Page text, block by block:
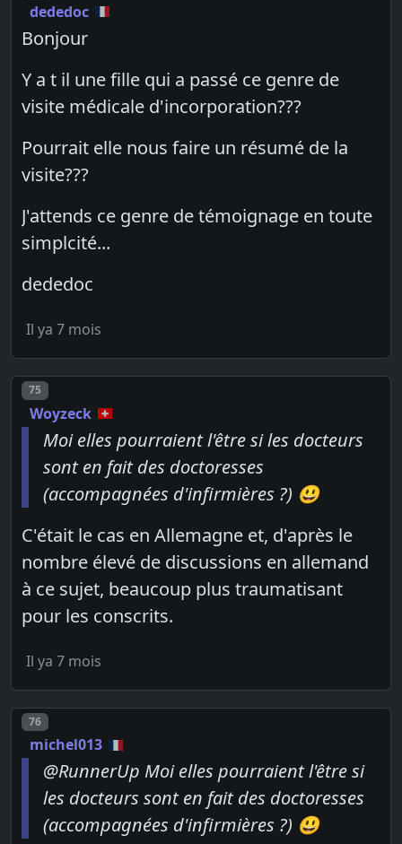
dededoc
Bonjour
Y a t il une fille qui a passé ce genre de
visite médicale d'incorporation???
Pourrait elle nous faire un résumé de la
visite???
J'attends ce genre de témoignage en toute
simplcité...
dededoc
Il ya 7 mois
Post number
75
Woyzeck
Moi elles pourraient l'être si les docteurs
sont en fait des doctoresses
(accompagnées d'infirmières ?) 😃
C'était le cas en Allemagne et, d'après le
nombre élevé de discussions en allemand
à ce sujet, beaucoup plus traumatisant
pour les conscrits.
Il ya 7 mois
Post number
76
michel013
@RunnerUp Moi elles pourraient l'être si
les docteurs sont en fait des doctoresses
(accompagnées d'infirmières ?) 😃